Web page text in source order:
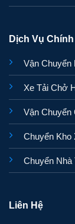
Dịch Vụ Chính
Vận Chuyển
Xe Tải Chở
Vận Chuyển
Chuyển Kho
Chuyển Nhà
Liên Hệ